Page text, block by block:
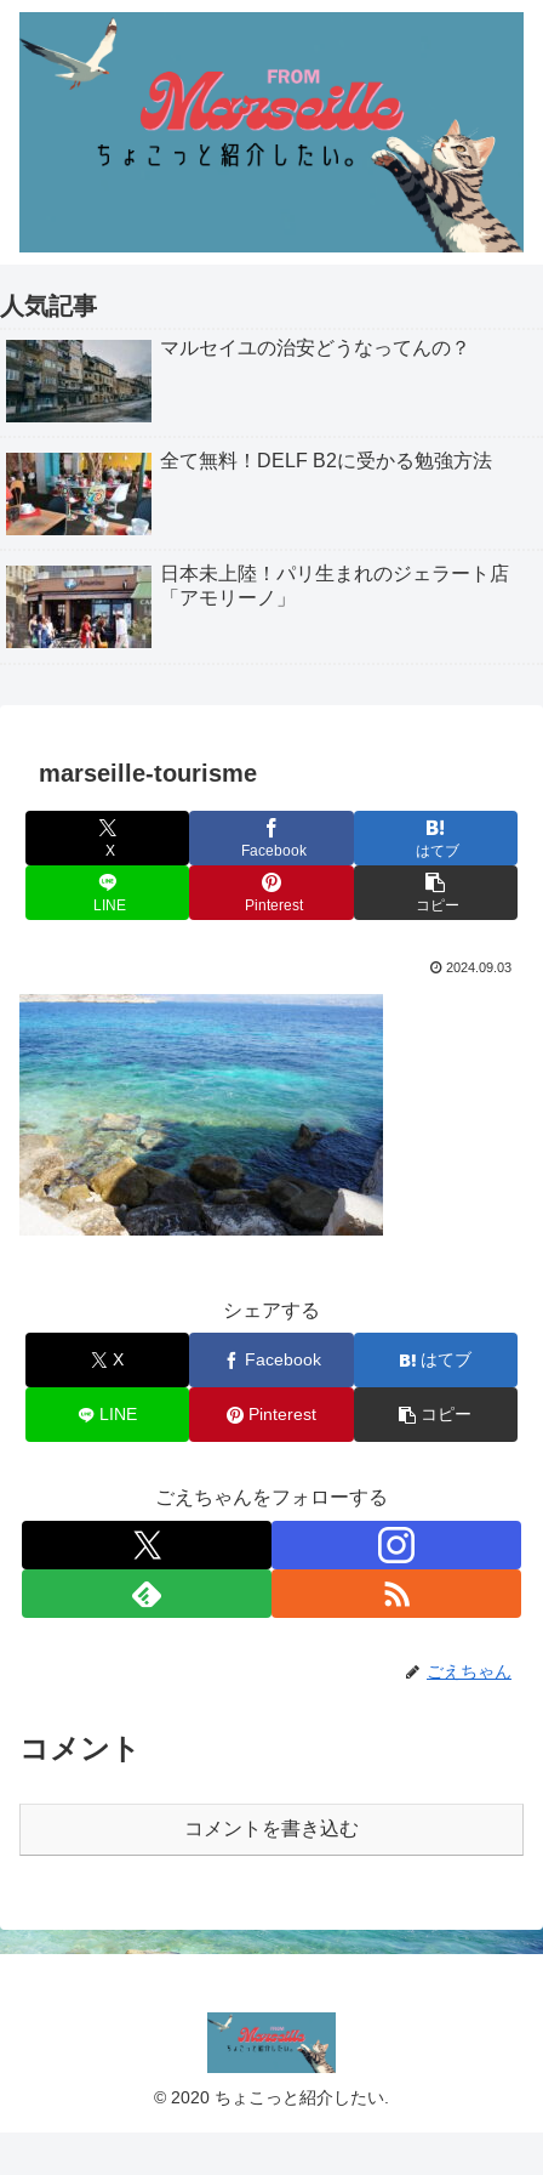
人気記事
マルセイユの治安どうなってんの？
全て無料！DELF B2に受かる勉強方法
日本未上陸！パリ生まれのジェラート店
「アモリーノ」
marseille-tourisme
X Facebook はてブ
LINE Pinterest コピー
2024.09.03
シェアする
X Facebook はてブ
LINE Pinterest コピー
ごえちゃんをフォローする
ごえちゃん
コメント
コメントを書き込む
© 2020 ちょこっと紹介したい.